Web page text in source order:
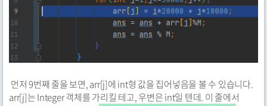
먼저 9번째 줄을 보면, arr[j]에 int형 값을 집어넣음을 볼 수 있습니다.
arr[j]는 Integer 객체를 가리킬 테고, 우변은 int일 텐데. 이 줄에서